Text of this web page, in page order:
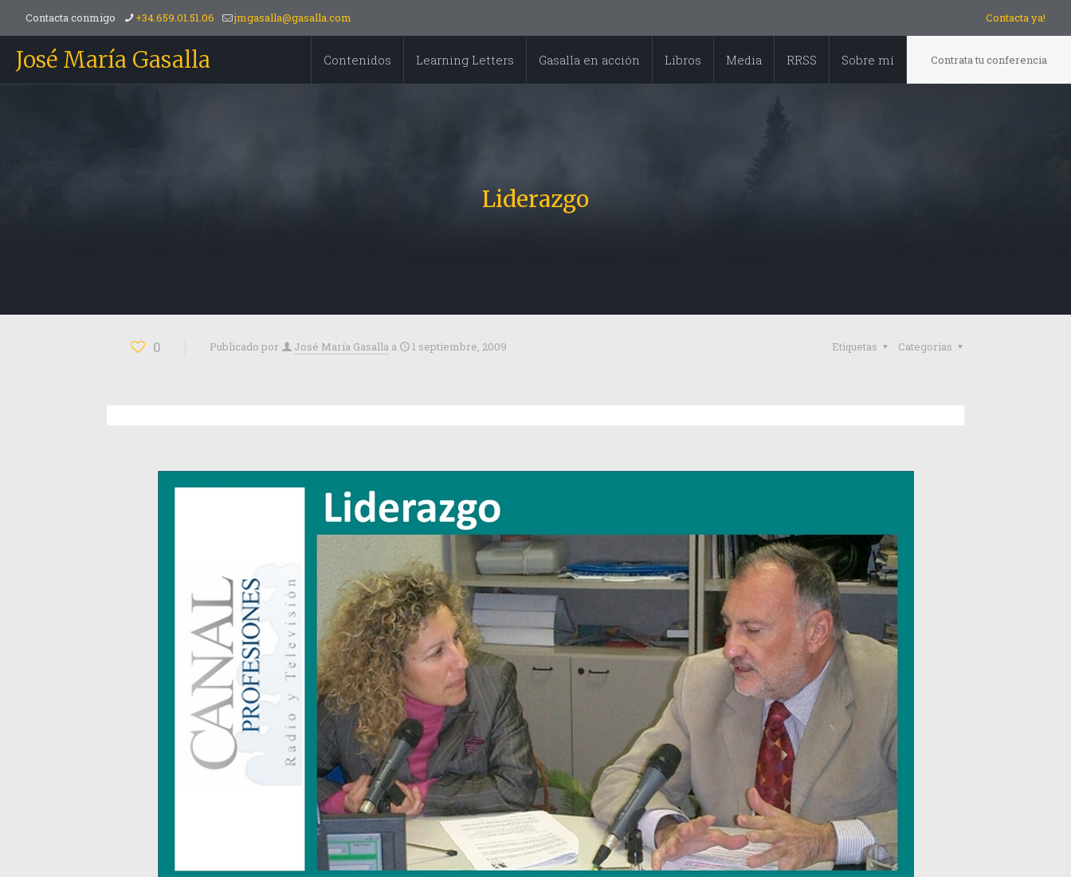
Contacta conmigo +34.659.01.51.06 jmgasalla@gasalla.com Contacta ya!
José María Gasalla Contenidos Learning Letters Gasalla en acción Libros Media RRSS Sobre mí Contrata tu conferencia
Liderazgo
0 Publicado por José María Gasalla a 1 septiembre, 2009 Categorías
Etiquetas